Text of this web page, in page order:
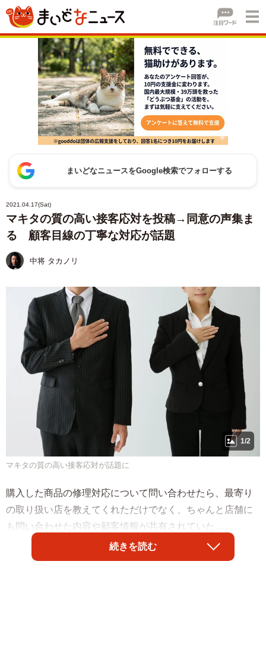
まいどなニュースをGoogle検索でフォローする
2021.04.17(Sat)
マキタの質の高い接客応対を投稿→同意の声集ま
る 顧客目線の丁寧な対応が話題
中将 タカノリ
1/2
マキタの質の高い接客応対が話題に
購入した商品の修理対応について問い合わせたら、最寄り
の取り扱い店を教えてくれただけでなく、ちゃんと店舗に
も問い合わせた内容や顧客情報が共有されていた…。
総合電動工具メーカー・ 接客応対
続きを読む